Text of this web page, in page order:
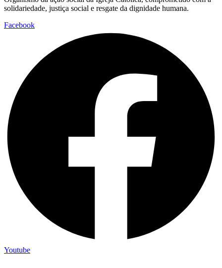
solidariedade, justiça social e resgate da dignidade humana.
Facebook
Youtube